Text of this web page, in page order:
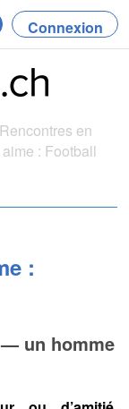
Connexion
Rencontres en
: Football
:
un homme